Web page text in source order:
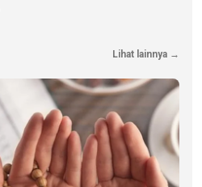
Lihat lainnya →